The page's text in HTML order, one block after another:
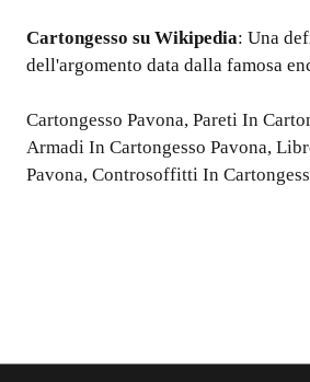
Cartongesso su Wikipedia: Una
dell'argomento data dalla famosa
Cartongesso Pavona, Pareti In
Armadi In Cartongesso Pavona,
Pavona, Controsoffitti In